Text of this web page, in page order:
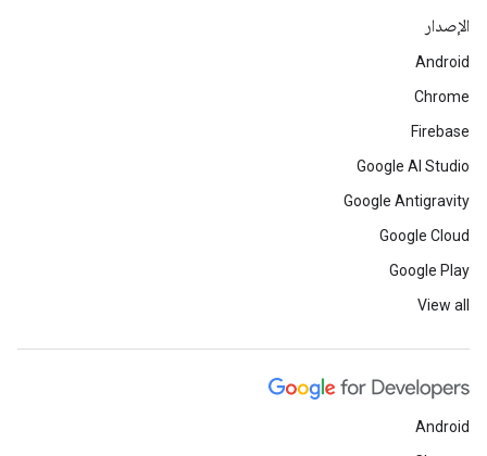
الإصدار
Android
Chrome
Firebase
Google AI Studio
Google Antigravity
Google Cloud
Google Play
View all
Android